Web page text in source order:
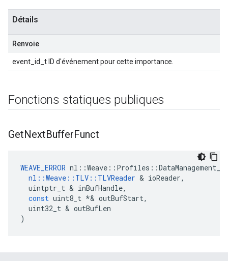
Détails
Renvoie
event_id_t ID d'événement pour cette importance.
Fonctions statiques publiques
GetNextBufferFunct
WEAVE_ERROR nl ::Weave :: Profiles ::
nl ::Weave :: TLV :: TLVReader & ioReader,
uintptr_t & inBufHandle,
const uint8_t *& outBufStart,
uint32_t & outBufLen
)